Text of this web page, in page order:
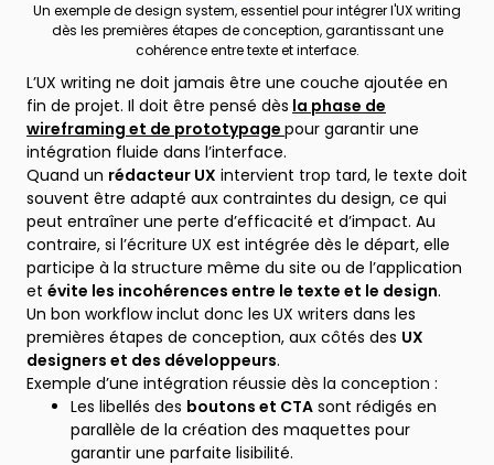
Un exemple de design system, essentiel pour intégrer l'UX writing
dès les premières étapes de conception, garantissant une
cohérence entre texte et interface.
L’UX writing ne doit jamais être une couche ajoutée en
fin de projet. Il doit être pensé dès la phase de
wireframing et de prototypage pour garantir une
intégration fluide dans l’interface.
Quand un rédacteur UX intervient trop tard, le texte doit
souvent être adapté aux contraintes du design, ce qui
peut entraîner une perte d’efficacité et d’impact. Au
contraire, si l’écriture UX est intégrée dès le départ, elle
participe à la structure même du site ou de l’application
et évite les incohérences entre le texte et le design.
Un bon workflow inclut donc les UX writers dans les
premières étapes de conception, aux côtés des UX
designers et des développeurs.
Exemple d’une intégration réussie dès la conception :
Les libellés des boutons et CTA sont rédigés en
parallèle de la création des maquettes pour
garantir une parfaite lisibilité.